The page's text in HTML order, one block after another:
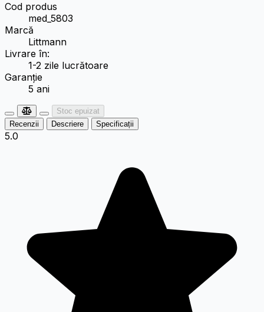
Cod produs
med_5803
Marcă
Littmann
Livrare în:
1-2 zile lucrătoare
Garanție
5 ani
Stoc epuizat
Recenzii
Descriere Specificații
5.0